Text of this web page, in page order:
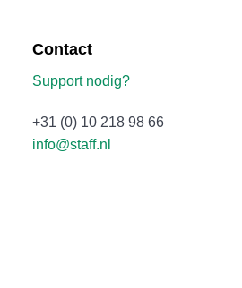
Contact
Support nodig?
+31 (0) 10 218 98 66
info@staff.nl